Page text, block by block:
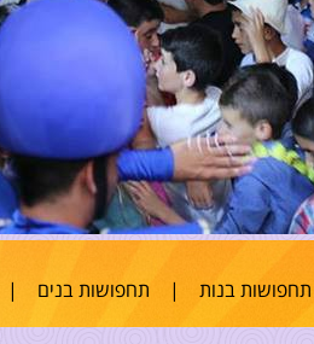
תחפושות בנות | תחפושות בנים |